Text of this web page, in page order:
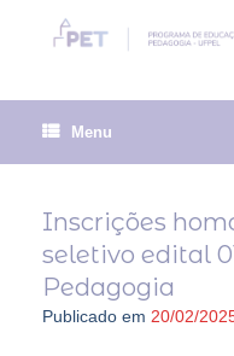
Menu
Inscrições
seletivo edital
Pedagogia
Publicado em 20/02/